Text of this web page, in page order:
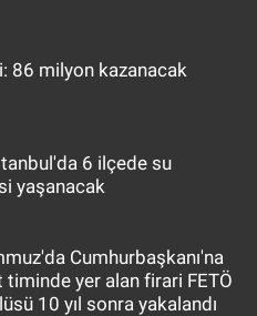
86 milyon kazanacak
6 ilçede su
yaşanacak
Cumhurbaşkanı'na
timinde yer alan firari FETÖ
10 yıl sonra yakalandı